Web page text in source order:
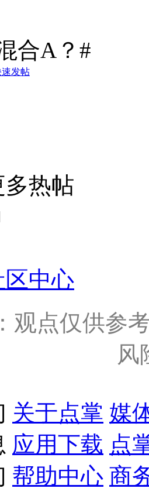
合A？#
速发帖
多热帖
中心
观点仅供参
风
关于点掌 媒
应用下载 点
帮助中心 商